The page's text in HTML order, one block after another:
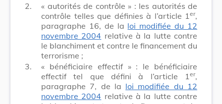
2.
« autorités de contrôle » : les autorités de
contrôle telles que définies à l’article 1 er,
paragraphe 16, de la loi modifiée du 12
novembre 2004 relative à la lutte contre
le blanchiment et contre le financement du
terrorisme ;
3.
« bénéficiaire effectif » : le bénéficiaire
effectif tel que défini à l’article 1 er,
paragraphe 7, de la loi modifiée du 12
novembre 2004 relative à la lutte contre